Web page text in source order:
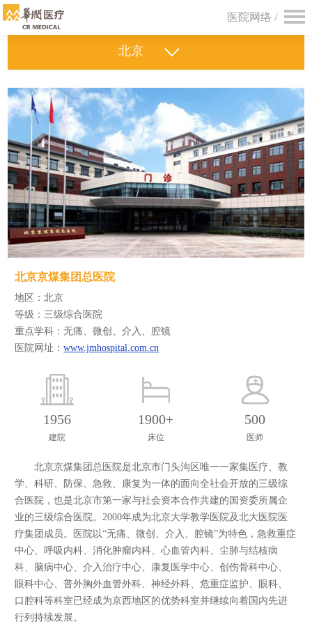
北京
北京京煤集团总医院
地区：北京
等级：三级综合医院
重点学科：无痛、微创、介入、腔镜
医院网址：www.jmhospital.com.cn
1956
建院
1900+
床位
500
医师
北京京煤集团总医院是北京市门头沟区唯一一家集医疗、教
学、科研、防保、急救、康复为一体的面向全社会开放的三级综
合医院，也是北京市第一家与社会资本合作共建的国资委所属企
业的三级综合医院。2000年成为北京大学教学医院及北大医院医
疗集团成员。医院以“无痛、微创、介入、腔镜”为特色，急救重症
中心、呼吸内科、消化肿瘤内科、心血管内科、尘肺与结核病
科、脑病中心、介入治疗中心、康复医学中心、创伤骨科中心、
眼科中心、普外胸外血管外科、神经外科、危重症监护、眼科、
口腔科等科室已经成为京西地区的优势科室并继续向着国内先进
行列持续发展。
医院网络 /